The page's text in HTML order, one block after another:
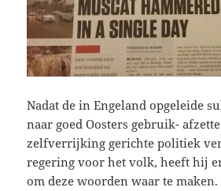
Nadat de in Engeland opgeleide
naar goed Oosters gebruik-
zelfverrijking gerichte politiek
regering voor het volk, heeft hij
om deze woorden waar te